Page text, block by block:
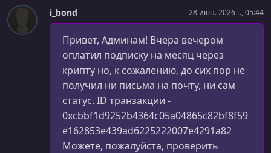
i_bond 28 июн. 2026 г., 05:44
Привет, Админам! Вчера вечером
оплатил подписку на месяц через
крипту но, к сожалению, до сих пор не
получил ни письма на почту, ни сам
статус. ID транзакции -
0xcbbf1d9252b4364c05a04865c82bf8f59
e162853e439ad6225222007e4291a82
Можете, пожалуйста, проверить